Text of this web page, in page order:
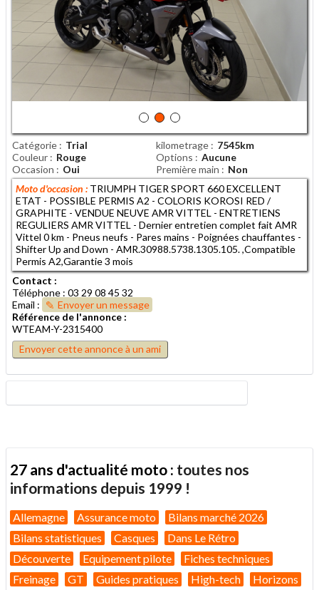
Catégorie Trial kilometrage
7545km
Couleur
Rouge Options
Aucune
Occasion
Oui Première main
Non
Moto d'occasion : TRIUMPH TIGER SPORT 660 EXCELLENT
ETAT - POSSIBLE PERMIS A2 - COLORIS KOROSI RED /
GRAPHITE - VENDUE NEUVE AMR VITTEL - ENTRETIENS
REGULIERS AMR VITTEL - Dernier entretien complet fait AMR
Vittel 0 km - Pneus neufs - Pares mains - Poignées chauffantes -
Shifter Up and Down - AMR.30988.5738.1305.105. ,Compatible
Permis A2,Garantie 3 mois
Contact :
Téléphone : 03 29 08 45 32
Email :
Envoyer un message
Référence de l'annonce :
WTEAM-Y-2315400
Envoyer cette annonce à un ami
27 ans d'actualité moto : toutes nos
informations depuis 1999 !
Allemagne Assurance moto
Bilans marché 2026
Bilans statistiques
Casques
Dans Le Rétro
Découverte
Equipement pilote
Fiches techniques
Freinage
GT Guides pratiques High-tech Horizons